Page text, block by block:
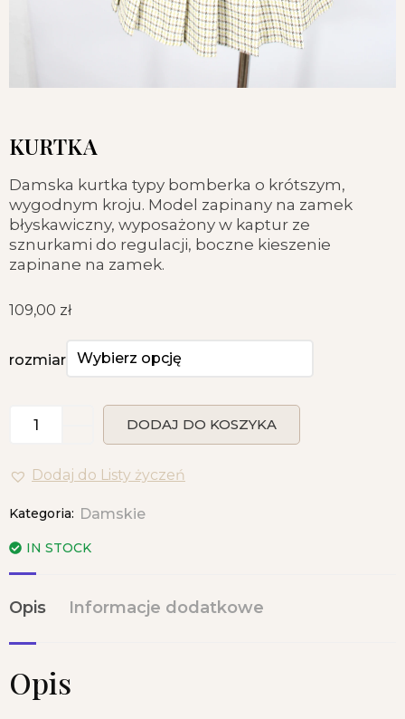
KURTKA
Damska kurtka typy bomberka o krótszym,
wygodnym kroju. Model zapinany na zamek
błyskawiczny, wyposażony w kaptur ze
sznurkami do regulacji, boczne kieszenie
zapinane na zamek.
109,00 zł
rozmiar
DODAJ DO KOSZYKA
Dodaj do Listy życzeń
Kategoria: Damskie
IN STOCK
Opis Informacje dodatkowe
Opis